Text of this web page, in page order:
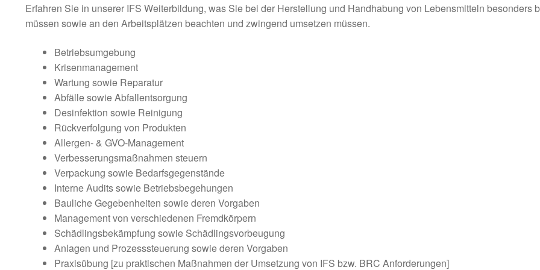
Erfahren Sie in unserer IFS Weiterbildung, was Sie bei der Herstellung und Handhabung von Lebensmitteln besonders
müssen sowie an den Arbeitsplätzen beachten und zwingend umsetzen müssen.
Betriebsumgebung
Krisenmanagement
Wartung sowie Reparatur
Abfälle sowie Abfallentsorgung
Desinfektion sowie Reinigung
Rückverfolgung von Produkten
Allergen- & GVO-Management
Verbesserungsmaßnahmen steuern
Verpackung sowie Bedarfsgegenstände
Interne Audits sowie Betriebsbegehungen
Bauliche Gegebenheiten sowie deren Vorgaben
Management von verschiedenen Fremdkörpern
Schädlingsbekämpfung sowie Schädlingsvorbeugung
Anlagen und Prozesssteuerung sowie deren Vorgaben
Praxisübung [zu praktischen Maßnahmen der Umsetzung von IFS bzw. BRC Anforderungen]